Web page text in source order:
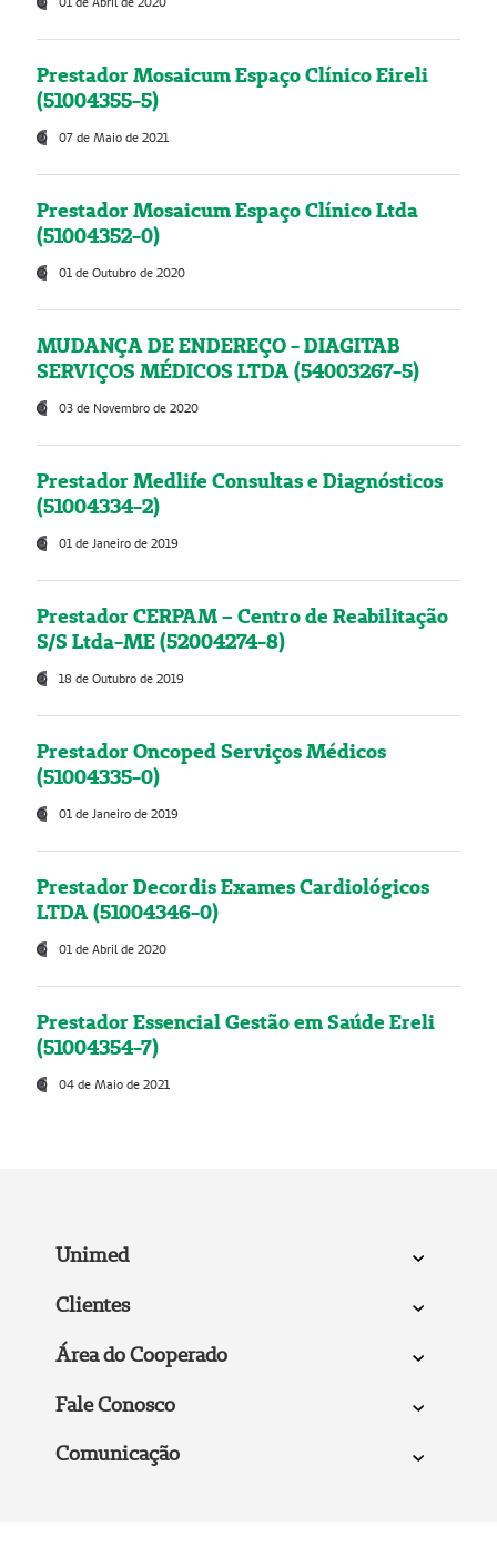
Prestador Mosaicum Espaço Clínico Eireli
(51004355-5)
07 de Maio de 2021
Prestador Mosaicum Espaço Clínico Ltda
(51004352-0)
01 de Outubro de 2020
MUDANÇA DE ENDEREÇO - DIAGITAB
SERVIÇOS MÉDICOS LTDA (54003267-5)
03 de Novembro de 2020
Prestador Medlife Consultas e Diagnósticos
(51004334-2)
01 de Janeiro de 2019
Prestador CERPAM – Centro de Reabilitação
S/S Ltda-ME (52004274-8)
18 de Outubro de 2019
Prestador Oncoped Serviços Médicos
(51004335-0)
01 de Janeiro de 2019
Prestador Decordis Exames Cardiológicos
LTDA (51004346-0)
01 de Abril de 2020
Prestador Essencial Gestão em Saúde Ereli
(51004354-7)
04 de Maio de 2021
Unimed
Clientes
Área do Cooperado
Fale Conosco
Comunicação